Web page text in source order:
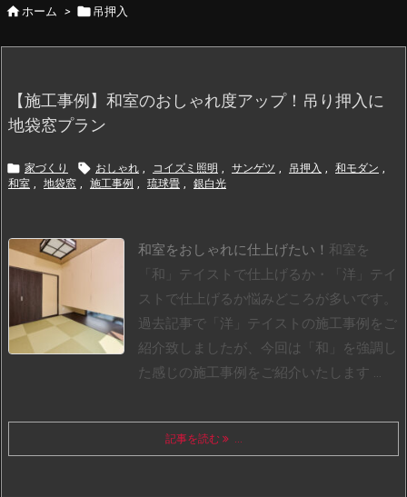
ホーム >  吊押入
【施工事例】和室のおしゃれ度アップ！吊り押入に
地袋窓プラン
 家づくり  おしゃれ , コイズミ照明 , サンゲツ , 吊押入 , 和モダン ,
和室 , 地袋窓 , 施工事例 , 琉球畳 , 銀白光
和室をおしゃれに仕上げたい！ 和室を
「和」テイストで仕上げるか・「洋」テイ
ストで仕上げるか悩みどころが多いです。
過去記事で「洋」テイストの施工事例をご
紹介致しましたが、今回は「和」を強調し
た感じの施工事例をご紹介いたします ...
記事を読む ...